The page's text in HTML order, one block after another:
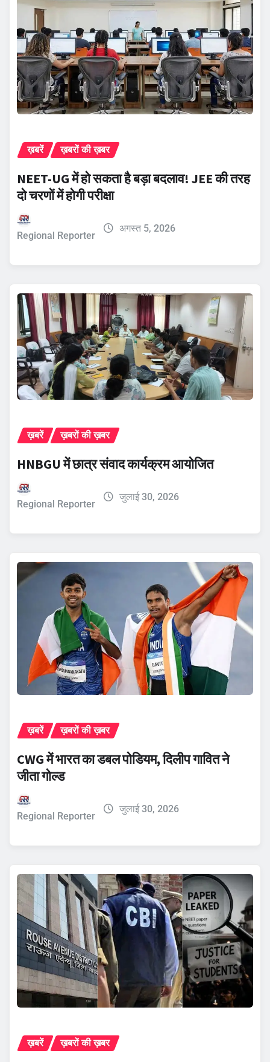
ख़बरें ख़बरों की ख़बर
NEET-UG में हो सकता है बड़ा बदलाव! JEE की तरह
दो चरणों में होगी परीक्षा
Regional Reporter
अगस्त 5, 2026
ख़बरें ख़बरों की ख़बर
HNBGU में छात्र संवाद कार्यक्रम आयोजित
Regional Reporter
जुलाई 30, 2026
ख़बरें ख़बरों की ख़बर
CWG में भारत का डबल पोडियम, दिलीप गावित ने
जीता गोल्ड
Regional Reporter
जुलाई 30, 2026
ख़बरें ख़बरों की ख़बर